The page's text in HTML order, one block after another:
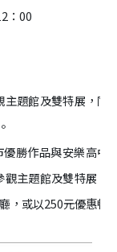
：00
題館及雙特展，同
勝作品與安樂高中
主題館及雙特展，
或以250元優惠暢